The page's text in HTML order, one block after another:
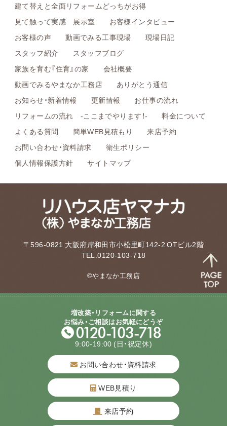
建て替えと全面リフォームどっちがお得
見て触って実感 展示室
お客様インタビュー
お客様の声
動画でみる工事現場
現場日記
スタッフ紹介
スタッフブログ
家族を育む『住育』の家
会社概要
動画でみるやまなか工務店
ありがとう通信
お知らせ・新着情報
更新情報
お仕事の流れ
リフォームの流れ -ここまでやります！-
料金について
よくある質問
簡単WEB見積もり
来店予約
お問い合わせ・資料請求
衛生ポリシー
個人情報保護方針
サイトマップ
〒596-0821 大阪府岸和田市小松里町142-2 OTビル2階
TEL.0120-103-718
©やまなか工務店
増改築・リフォームに関する
お悩み・ご相談はお気軽にどうぞ
9:00-19:00 (日・祝定休)
お問い合わせ・資料請求
WEB見積り
来店予約